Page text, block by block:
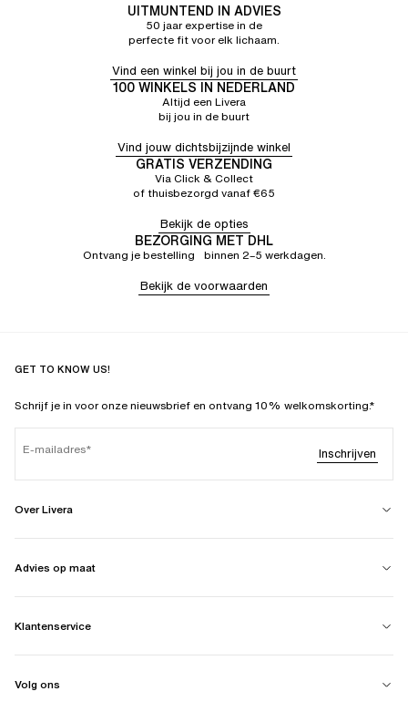
UITMUNTEND IN ADVIES
50 jaar expertise in de
perfecte fit voor elk lichaam.
Vind een winkel bij jou in de buurt
100 WINKELS IN NEDERLAND
Altijd een Livera
bij jou in de buurt
Vind jouw dichtsbijzijnde winkel
GRATIS VERZENDING
Via Click & Collect
of thuisbezorgd vanaf €65
Bekijk de opties
BEZORGING MET DHL
Ontvang je bestelling binnen 2–5 werkdagen.
Bekijk de voorwaarden
GET TO KNOW US!
Schrijf je in voor onze nieuwsbrief en ontvang 10% welkomskorting.*
E-mailadres Inschrijven
Over Livera
Advies op maat
Klantenservice
Volg ons